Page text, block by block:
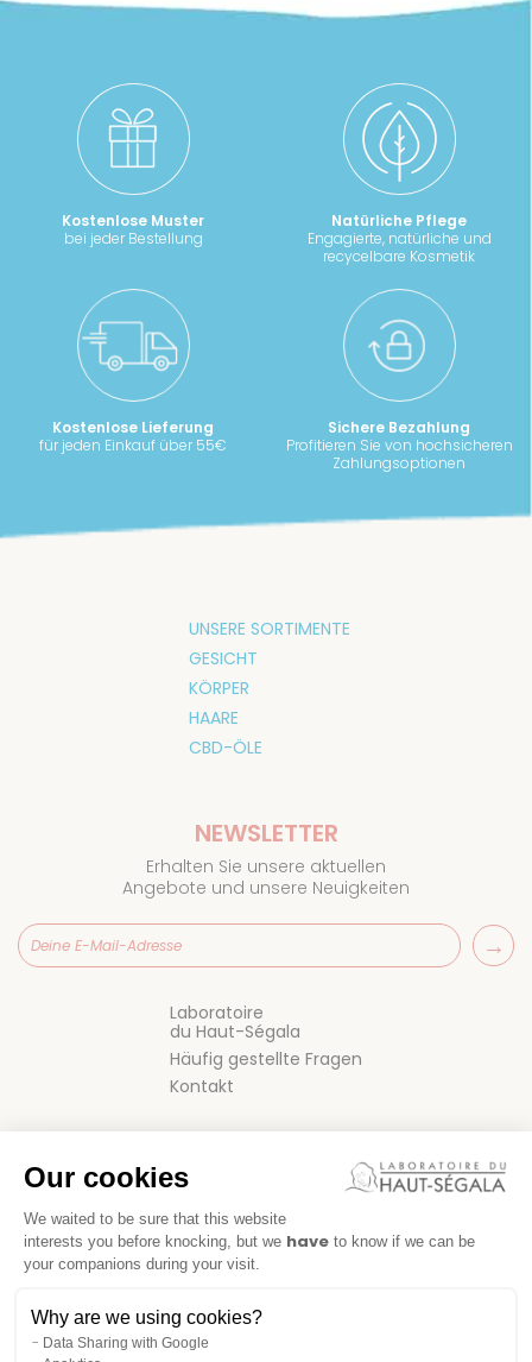
Kostenlose Muster
bei jeder Bestellung
Natürliche Pflege
Engagierte, natürliche und
recycelbare Kosmetik
Kostenlose Lieferung
für jeden Einkauf über 55€
Sichere Bezahlung
Profitieren Sie von hochsicheren
Zahlungsoptionen
UNSERE SORTIMENTE
GESICHT
KÖRPER
HAARE
CBD-ÖLE
Laboratoire
du Haut-Ségala
Häufig gestellte Fragen
Kontakt
NEWSLETTER
Erhalten Sie unsere aktuellen
Angebote und unsere Neuigkeiten
IMPRESSUM
Our cookies
We waited to be sure that this website
interests you before knocking, but we have to know if we can be
your companions during your visit.
Why are we using cookies?
Data Sharing with Google